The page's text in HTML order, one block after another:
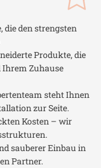
die den strengsten
Produkte, die
Zuhause
steht Ihnen
zur Seite.
Kosten – wir
sauberer Einbau in
Partner.